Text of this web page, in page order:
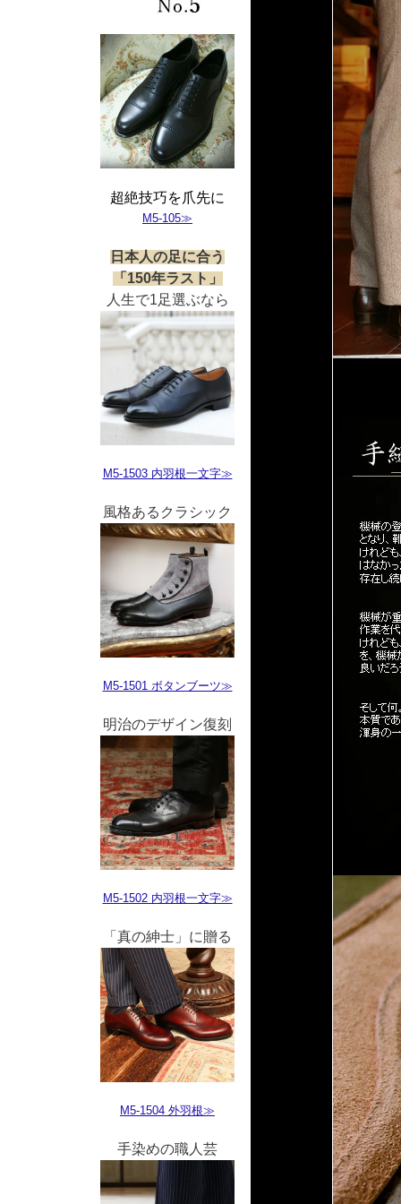
超絶技巧を爪先に
M5-105≫
日本人の足に合う
「150年ラスト」
人生で1足選ぶなら
M5-1503 内羽根一文字≫
風格あるクラシック
M5-1501 ボタンブーツ≫
明治のデザイン復刻
M5-1502 内羽根一文字≫
「真の紳士」に贈る
M5-1504 外羽根≫
手染めの職人芸